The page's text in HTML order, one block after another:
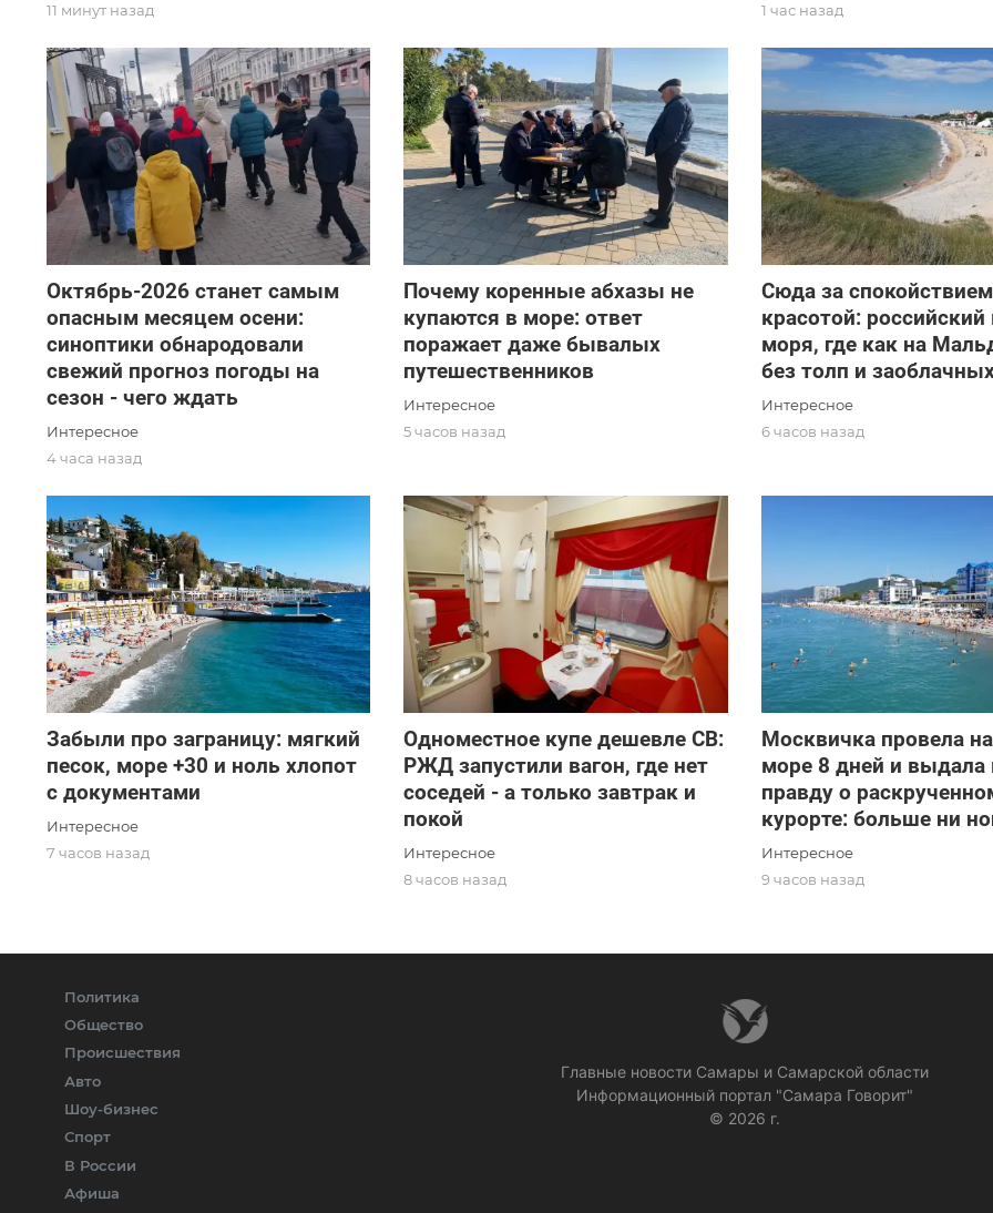
11 минут назад
1 час назад
Октябрь-2026 станет самым
опасным месяцем осени:
синоптики обнародовали
свежий прогноз погоды на
сезон - чего ждать
Интересное
4 часа назад
Почему коренные абхазы не
купаются в море: ответ
поражает даже бывалых
путешественников
Интересное
5 часов назад
Сюда за
красотой: российский
моря, где как на
без толп и
Интересное
6 часов назад
Забыли про заграницу: мягкий
песок, море +30 и ноль хлопот
с документами
Интересное
7 часов назад
Одноместное купе дешевле СВ:
РЖД запустили вагон, где нет
соседей - а только завтрак и
покой
Интересное
8 часов назад
Москвичка провела
море 8 дней и выдала
правду о
курорте: больше ни
Интересное
9 часов назад
Политика
Общество
Происшествия
Авто
Шоу-бизнес
Спорт
В России
Афиша
Главные новости Самары и Самарской области
Информационный портал "Самара Говорит"
© 2026 г.